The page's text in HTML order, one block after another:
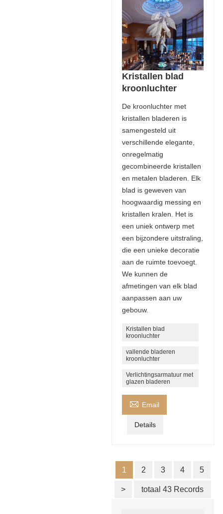
Kristallen blad
kroonluchter
De kroonluchter met
kristallen bladeren is
samengesteld uit
verschillende elegante,
onregelmatig
gecombineerde kristallen
en metalen bladeren. Elk
blad is geweven van
hoogwaardig messing en
kristallen kralen. Het is
een uniek ontwerp met
een bijzondere uitstraling,
die een unieke decoratie
aan de ruimte toevoegt.
We kunnen de
afmetingen van elk blad
aanpassen aan uw
gebouw.
Kristallen blad
kroonluchter
vallende bladeren
kroonluchter
Verlichtingsarmatuur met
glazen bladeren
 Email
Details
1 2 3 4 5
> totaal 43 Records